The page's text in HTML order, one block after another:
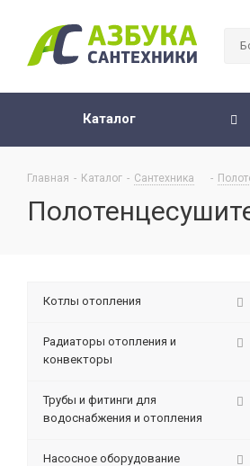
Каталог
Главная - Каталог - Сантехника -
Котлы отопления
Радиаторы отопления и
конвекторы
Трубы и фитинги для
водоснабжения и отопления
Насосное оборудование